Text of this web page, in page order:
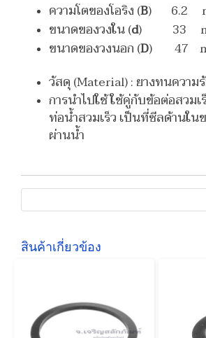
ความโตของโอริง (B) 6.2
ขนาดของวงใน (d) 33
ขนาดของวงนอก (D) 47
วัสดุ (Material) : ยางทนความ
การนำไปใช้ ใช้คู่กับข้อต่อสวม
ท่อน้ำสวมเร็ว เป็นที่ซีลด้านใน
ผ่านน้ำ
สินค้าเกี่ยวข้อง